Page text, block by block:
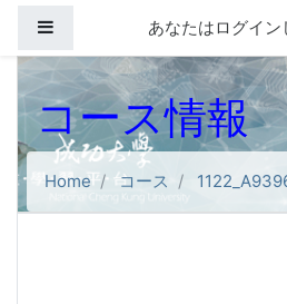
サイドパネルあなたはログイ
コース情報
Home コース